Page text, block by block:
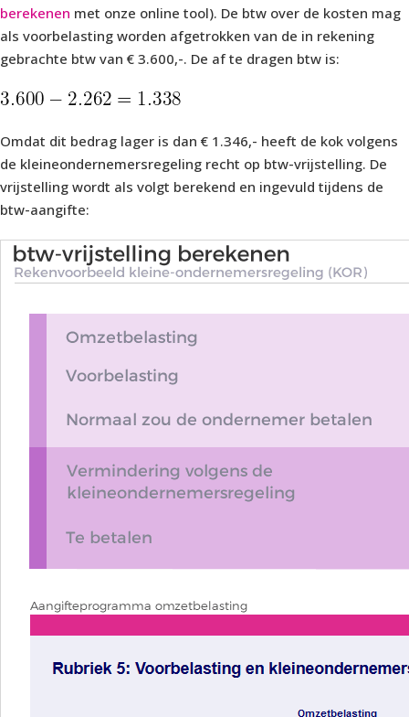
berekenen met onze online tool). De btw over de kosten mag
als voorbelasting worden afgetrokken van de in rekening
gebrachte btw van € 3.600,-. De af te dragen btw is:
Omdat dit bedrag lager is dan € 1.346,- heeft de kok volgens
de kleineondernemersregeling recht op btw-vrijstelling. De
vrijstelling wordt als volgt berekend en ingevuld tijdens de
btw-aangifte: